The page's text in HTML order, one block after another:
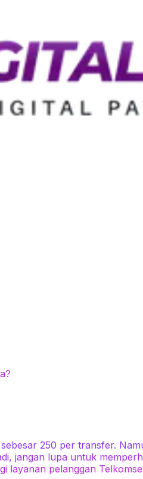
250 per transfer.
jangan lupa untuk
pelanggan